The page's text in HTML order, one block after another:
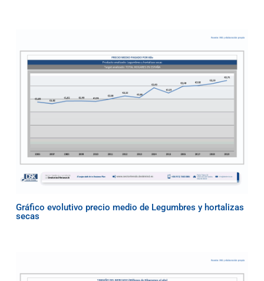
Gráfico evolutivo precio medio de Legumbres y hortalizas
secas